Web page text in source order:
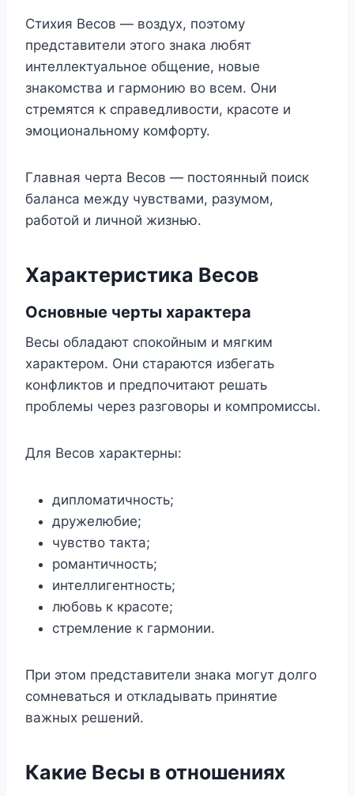
Стихия Весов — воздух, поэтому
представители этого знака любят
интеллектуальное общение, новые
знакомства и гармонию во всем. Они
стремятся к справедливости, красоте и
эмоциональному комфорту.
Главная черта Весов — постоянный поиск
баланса между чувствами, разумом,
работой и личной жизнью.
Характеристика Весов
Основные черты характера
Весы обладают спокойным и мягким
характером. Они стараются избегать
конфликтов и предпочитают решать
проблемы через разговоры и компромиссы.
Для Весов характерны:
дипломатичность;
дружелюбие;
чувство такта;
романтичность;
интеллигентность;
любовь к красоте;
стремление к гармонии.
При этом представители знака могут долго
сомневаться и откладывать принятие
важных решений.
Какие Весы в отношениях